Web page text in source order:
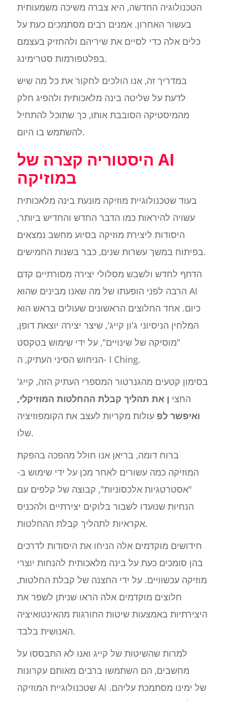
הטכנולוגיה החדשה, היא צברה משיכה משמעותית
בעשור האחרון. אמנים רבים מסתמכים כעת על
כלים אלה כדי לסיים את שיריהם ולהחזיק בעצמם
בפלטפורמות סטרימינג.
במדריך זה, אנו הולכים לחקור את כל מה שיש
לדעת על שליטה בינה מלאכותית ולהפיג חלק
מהמיסטיקה הסובבת אותו, כך שתוכל להתחיל
להשתמש בו היום.
היסטוריה קצרה של AI
במוזיקה
בעוד שטכנולוגיית מוזיקה מונעת בינה מלאכותית
עשויה להיראות כמו הדבר החדש והחדיש ביותר,
היסודות ליצירת מוזיקה בסיוע מחשב נמצאים
בפיתוח במשך עשרות שנים, כבר בשנות החמישים.
הדחף לחדש ולשבש מסלולי יצירה מסורתיים קדם
הרבה לפני הופעתו של מה שאנו מבינים שהוא AI
כיום. אחד החלוצים הראשונים שעולים בראש הוא
המלחין הניסיוני ג'ון קייג', שיצר יצירה יוצאת דופן,
"מוסיקה של שינויים", על ידי שימוש בטקסט
הניחוש הסיני העתיק, ה- I Ching.
בסימון קטעים מהגנרטור המספרי העתיק הזה, קייג'
החצי ן את תהליך קבלת ההחלטות המוזיקלי,
ואיפשר לפ עולות מקריות לעצב את הקומפוזיציה
שלו.
ברוח דומה, בריאן אנו חולל מהפכה בהפקת
המוזיקה כמה עשורים לאחר מכן על ידי שימוש ב-
"אסטרטגיות אלכסוניות", קבוצה של קלפים עם
הנחיות שנועדו לשבור בלוקים יצירתיים ולהכניס
אקראיות לתהליך קבלת ההחלטות.
חידושים מוקדמים אלה הניחו את היסודות לדרכים
בהן סומכים כעת על בינה מלאכותית להנחות יוצרי
מוזיקה עכשוויים. על ידי החצנה של קבלת החלטות,
חלוצים מוקדמים אלה הראו שניתן לשפר את
היצירתיות באמצעות שיטות החורגות מהאינטואיציה
האנושית בלבד.
למרות שהשיטות של קייג ואנו לא התבססו על
מחשבים, הם השתמשו ברבים מאותם עקרונות
שטכנולוגיית המוזיקה AI של ימינו מסתמכת עליהם.